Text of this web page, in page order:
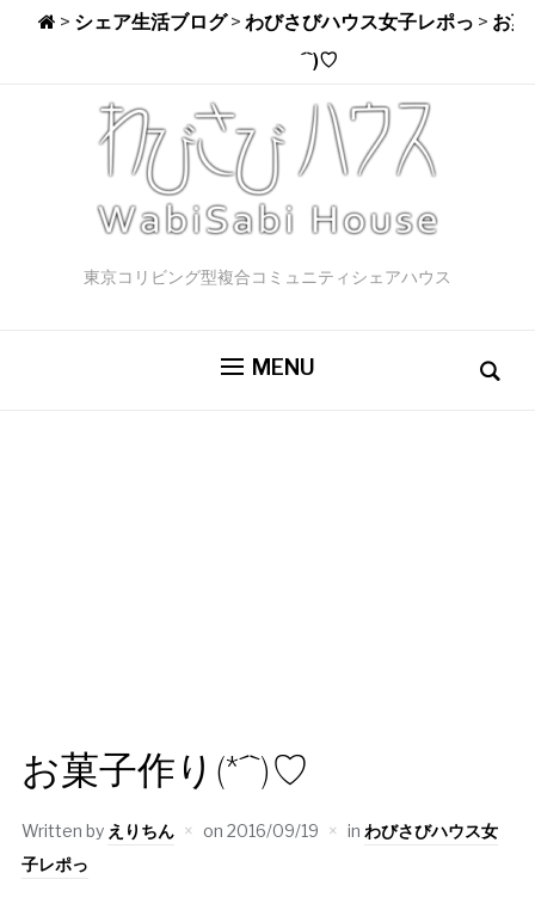
> シェア生活ブログ> わびさびハウス女子レポっ > お
´`)♡
東京コリビング型複合コミュニティシェアハウス
MENU
お菓子作り(*´`)♡
Written by えりちん on 2016/09/19 in わびさびハウス女
子レポっ